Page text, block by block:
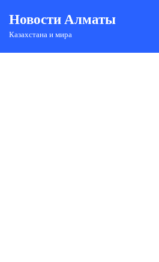
Новости Алматы
Казахстана и мира